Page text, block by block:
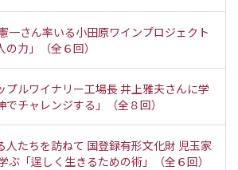
一さん率いる小田原ワインプロジェクト
力」（全６回）
プルワイナリー工場長 井上雅夫さんに学
チャレンジする」（全８回）
人たちを訪ねて 国登録有形文化財 児玉家
ぶ「逞しく生きるための術」（全６回）